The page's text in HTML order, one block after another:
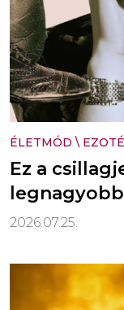
ÉLETMÓD \
Ez a
2026.07.25.